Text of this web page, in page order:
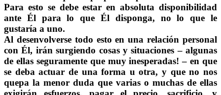
Para esto se debe estar en absoluta disponibilidad
ante Él para lo que Él disponga, no lo que le
gustaría a uno.
Al desenvolverse todo esto en una relación personal
con Él, irán surgiendo cosas y situaciones – algunas
de ellas seguramente que muy inesperadas! – en que
se deba actuar de una forma u otra, y que no nos
quepa la menor duda que varias o muchas de ellas